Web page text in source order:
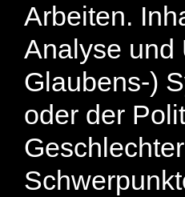
Arbeiten.
Analyse und
Glaubens-)
oder der